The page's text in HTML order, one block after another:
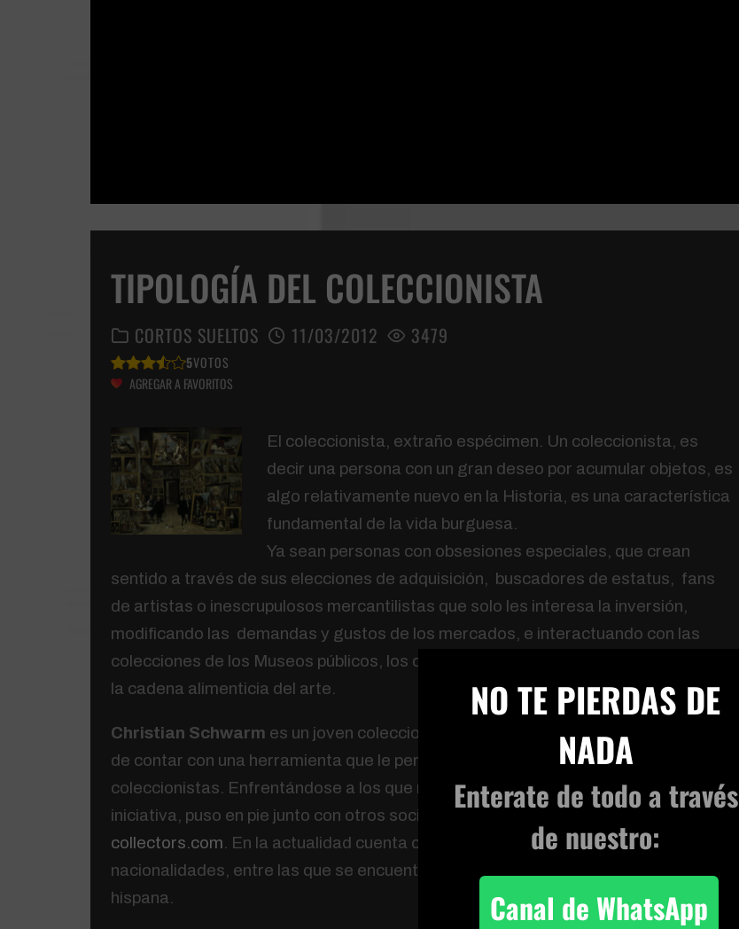
TIPOLOGÍA DEL COLECCIONISTA
CORTOS SUELTOS 11/03/2012 3479
5VOTOS
AGREGAR A FAVORITOS
El coleccionista, extraño espécimen. Un coleccionista, es
decir una persona con un gran deseo por acumular objetos, es
algo relativamente nuevo en la Historia, es una característica
fundamental de la vida burguesa.
Ya sean personas con obsesiones especiales, que crean
sentido a través de sus elecciones de adquisición, buscadores de estatus, fans
de artistas o inescrupulosos mercantilistas que solo les interesa la inversión,
modificando las demandas y gustos de los mercados, e interactuando con las
colecciones de los Museos públicos, los coleccionistas juegan un rol importante en
la cadena alimenticia del arte.
Christian Schwarm es un joven coleccionista alemán que pensó en las ventajas
de contar con una herramienta que le permitiese entrar en contacto con otros
coleccionistas. Enfrentándose a los que no acababan de ver el éxito de la
iniciativa, puso en pie junto con otros socios la web
collectors.com. En la actualidad cuenta con más de 1.900 usuarios de distintas
nacionalidades, entre las que se encuentra España y otros países de habla
hispana.
NO TE PIERDAS DE
NADA
Enterate de todoa través
de nuestro:
Canal de WhatsApp